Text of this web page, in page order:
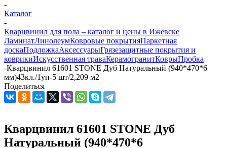
-
Каталог
-
Кварцвинил для пола – каталог и цены в Ижевске
ЛаминатЛинолеумКовровые покрытияПаркетная
доскаПодложкаАксессуарыГрязезащитные покрытия и
коврикиИскусственная траваКерамогранитКоврыПробка
-Кварцвинил 61601 STONE Дуб Натуральный (940*470*6
мм)43кл./1уп-5 шт/2,209 м2
Поделиться
Кварцвинил 61601 STONE Дуб
Натуральный (940*470*6